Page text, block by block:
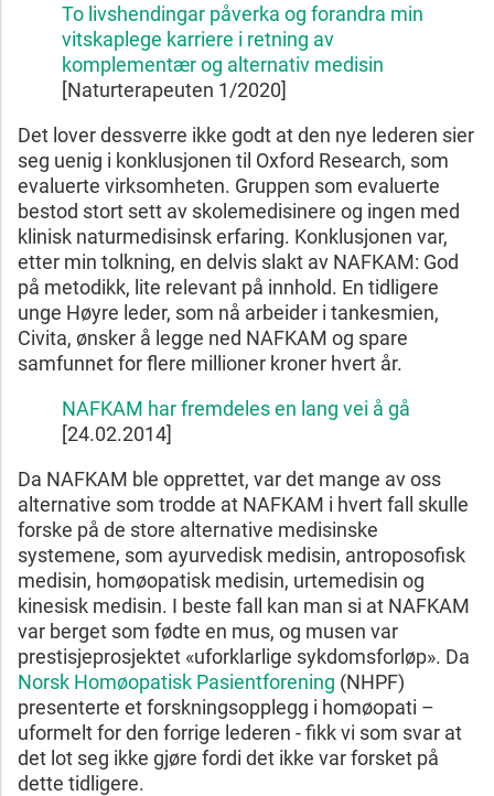
To livshendingar påverka og forandra min
vitskaplege karriere i retning av
komplementær og alternativ medisin
[Naturterapeuten 1/2020]
Det lover dessverre ikke godt at den nye lederen sier
seg uenig i konklusjonen til Oxford Research, som
evaluerte virksomheten. Gruppen som evaluerte
bestod stort sett av skolemedisinere og ingen med
klinisk naturmedisinsk erfaring. Konklusjonen var,
etter min tolkning, en delvis slakt av NAFKAM: God
på metodikk, lite relevant på innhold. En tidligere
unge Høyre leder, som nå arbeider i tankesmien,
Civita, ønsker å legge ned NAFKAM og spare
samfunnet for flere millioner kroner hvert år.
NAFKAM har fremdeles en lang vei å gå
[24.02.2014]
Da NAFKAM ble opprettet, var det mange av oss
alternative som trodde at NAFKAM i hvert fall skulle
forske på de store alternative medisinske
systemene, som ayurvedisk medisin, antroposofisk
medisin, homøopatisk medisin, urtemedisin og
kinesisk medisin. I beste fall kan man si at NAFKAM
var berget som fødte en mus, og musen var
prestisjeprosjektet «uforklarlige sykdomsforløp». Da
Norsk Homøopatisk Pasientforening (NHPF)
presenterte et forskningsopplegg i homøopati –
uformelt for den forrige lederen - fikk vi som svar at
det lot seg ikke gjøre fordi det ikke var forsket på
dette tidligere.